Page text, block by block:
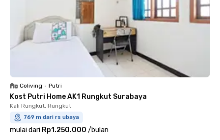
Coliving • Putri
Kost Putri Home AK1 Rungkut Surabaya
Kali Rungkut, Rungkut
769 m dari rs ubaya
mulai dari Rp1.250.000 /bulan